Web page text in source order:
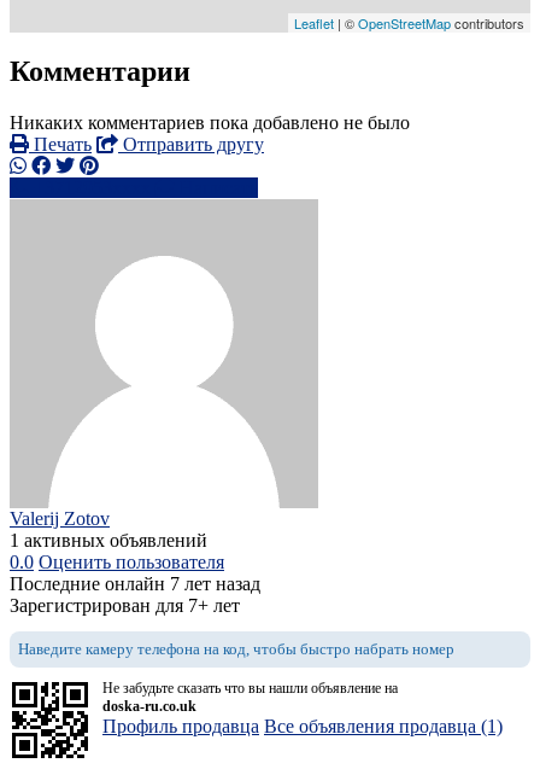
Leaflet | ©OpenStreetMapcontributors
Комментарии
Никаких комментариев пока добавлено не было
Печать
Отправить другу
Valerij Zotov
1 активных объявлений
0.0 Оценить пользователя
Последние онлайн 7 лет назад
Зарегистрирован для 7+ лет
Наведите камеру телефона на код, чтобы быстро набрать номер
Не забудьте сказать что вы нашли объявление на
doska-ru.co.uk
Профиль продавца Все объявления продавца (1)